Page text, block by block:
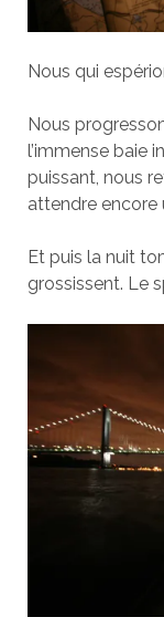
Nous qui
Nous
l’immense baie
puissant, nous
attendre encore
Et puis la nuit
grossissent. Le